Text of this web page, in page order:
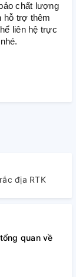
chất lượng
hỗ trợ thêm
liên hệ trực
địa RTK
quan về